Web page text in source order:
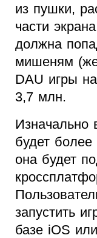
из пушки,
части
должна
мишеням
DAU игры на
3,7 млн.
Изначально
будет
она будет
запустить
базе iOS или